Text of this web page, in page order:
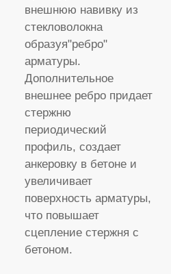
внешнюю навивку из
стекловолокна
образуя"ребро"
арматуры.
Дополнительное
внешнее ребро придает
стержню
периодический
профиль, создает
анкеровку в бетоне и
увеличивает
поверхность арматуры,
что повышает
сцепление стержня с
бетоном.